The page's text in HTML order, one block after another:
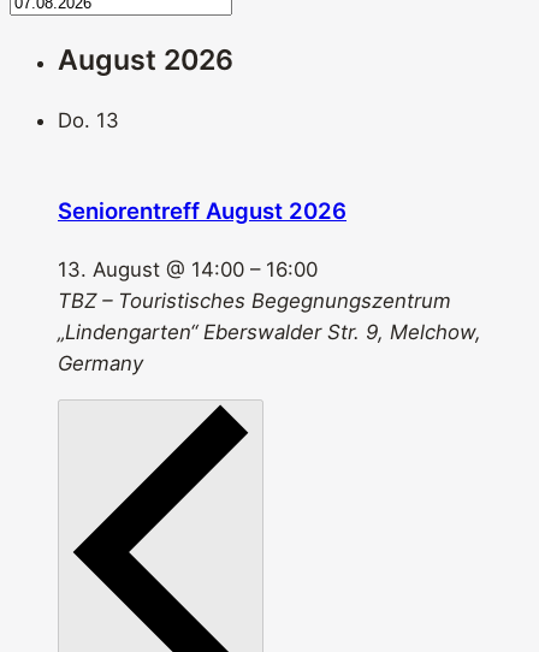
August 2026
Do. 13
Seniorentreff August 2026
13. August @ 14:00 – 16:00
TBZ – Touristisches Begegnungszentrum
„Lindengarten“ Eberswalder Str. 9, Melchow,
Germany